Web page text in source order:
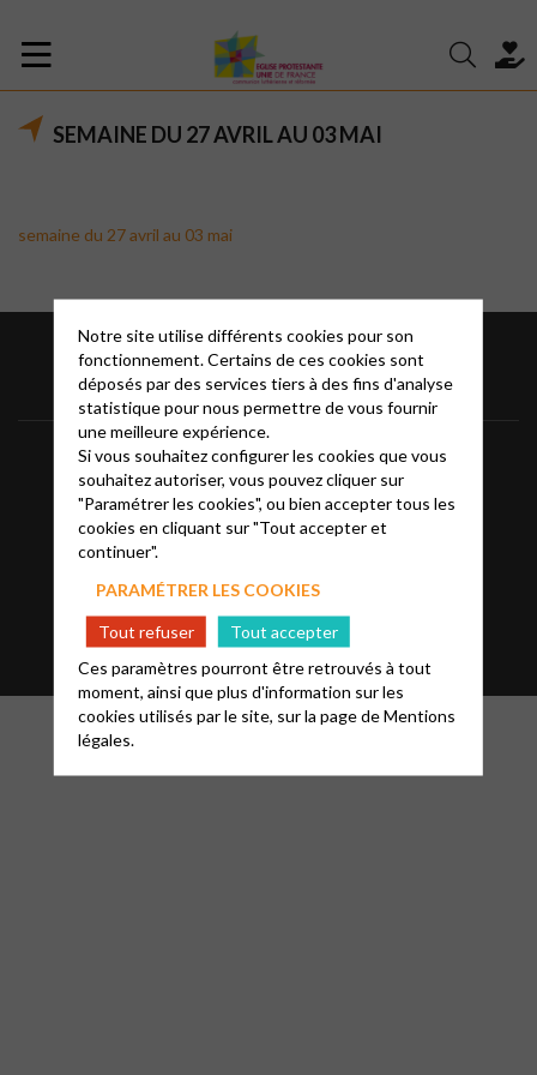
SEMAINE DU 27 AVRIL AU 03 MAI
semaine du 27 avril au 03 mai
Bassin Alésien
Accéder au site national
Trouver une paroisse
Accès acteurs
Notre site utilise différents cookies pour son
fonctionnement. Certains de ces cookies sont
déposés par des services tiers à des fins d'analyse
statistique pour nous permettre de vous fournir
une meilleure expérience.
Si vous souhaitez configurer les cookies que vous
souhaitez autoriser, vous pouvez cliquer sur
"Paramétrer les cookies", ou bien accepter tous les
cookies en cliquant sur "Tout accepter et
continuer".
PARAMÉTRER LES COOKIES
Tout refuser
Tout accepter
Ces paramètres pourront être retrouvés à tout
moment, ainsi que plus d'information sur les
cookies utilisés par le site, sur la page deMentions
légales.